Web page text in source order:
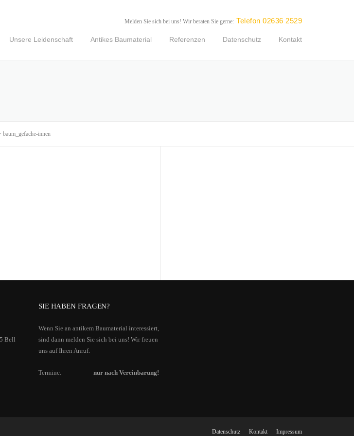
Melden Sie sich bei uns! Wir beraten Sie gerne: Telefon 02636 2529
Unsere Leidenschaft Antikes Baumaterial Referenzen Datenschutz Kontakt
baum_gefache-innen
Bell
SIE HABEN FRAGEN?
Wenn Sie an antikem Baumaterial interessiert,
sind dann melden Sie sich bei uns! Wir freuen
uns auf Ihren Anruf.
Termine: nur nach Vereinbarung!
Datenschutz Kontakt Impressum